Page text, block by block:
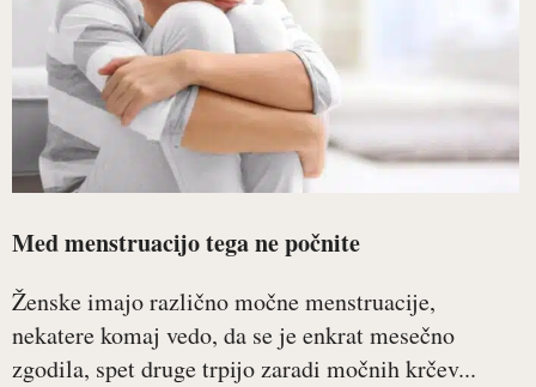
Med menstruacijo tega ne počnite
Ženske imajo različno močne menstruacije,
nekatere komaj vedo, da se je enkrat mesečno
zgodila, spet druge trpijo zaradi močnih krčev...